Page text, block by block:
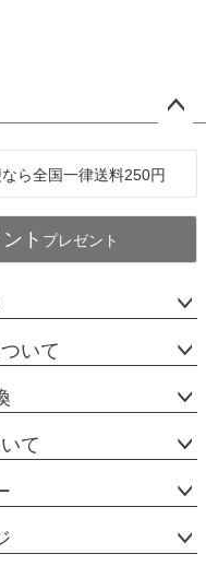
ジト
へ
なら全国一律送料250円
ト プレゼント
いて
て